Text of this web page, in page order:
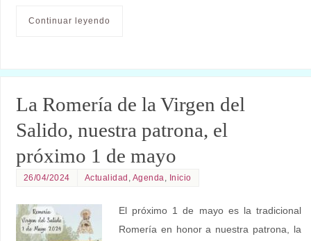
Continuar leyendo
La Romería de la Virgen del
Salido, nuestra patrona, el
próximo 1 de mayo
26/04/2024 Actualidad , Agenda, Inicio
El próximo 1 de mayo es la tradicional
Romería en honor a nuestra patrona, la